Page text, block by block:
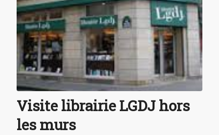
Visite librairie LGDJ hors
les murs